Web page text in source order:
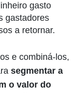
gasto
gastadores
a retornar.
e combiná-los,
segmentar a
o valor do